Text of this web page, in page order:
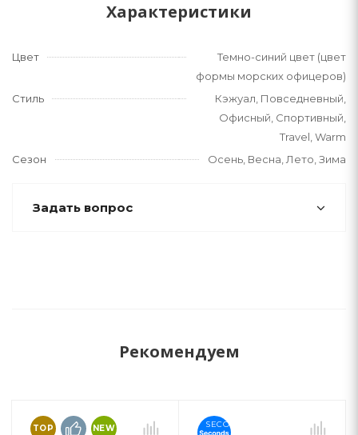
Характеристики
Цвет
Темно-синий цвет (цвет
формы морских офицеров)
Стиль
Кэжуал, Повседневный,
Офисный, Спортивный,
Travel, Warm
Сезон
Осень, Весна, Лето, Зима
Задать вопрос
Рекомендуем
TOP NEW SECONDS